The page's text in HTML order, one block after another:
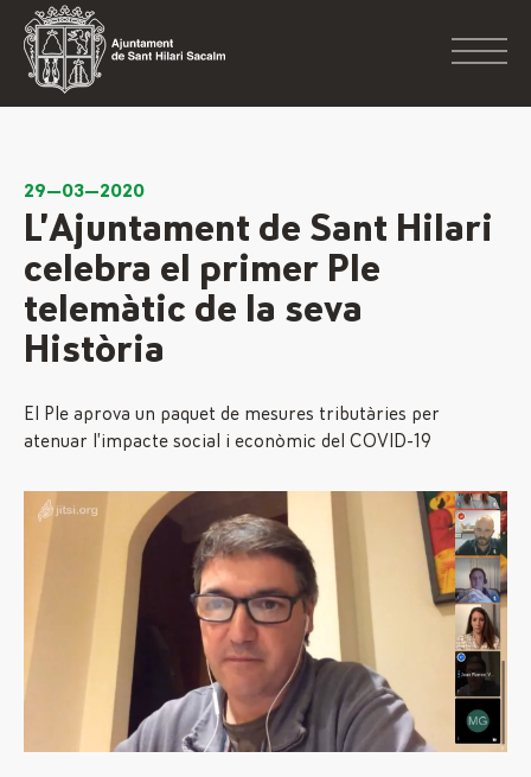
29—03—2020
L’Ajuntament de Sant Hilari
celebra el primer Ple
telemàtic de la seva
Història
El Ple aprova un paquet de mesures tributàries per
atenuar l’impacte social i econòmic del COVID-19